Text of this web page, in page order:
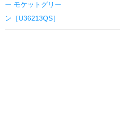
ー モケットグリー
ン［U36213QS］